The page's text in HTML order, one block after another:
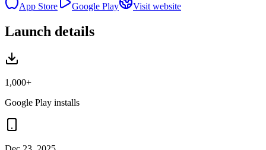
App Store Google Play Visit website
Launch details
1,000+
Google Play installs